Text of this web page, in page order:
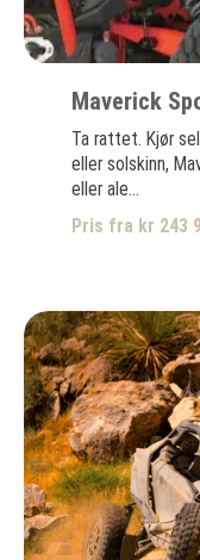
Maverick
Ta rattet. Kjør
eller solskinn,
eller ale...
Pris fra kr 243